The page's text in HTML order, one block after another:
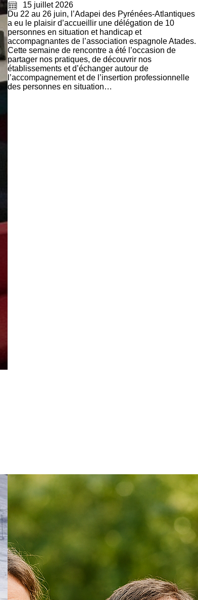
15 juillet 2026
Du 22 au 26 juin, l’Adapei des Pyrénées-Atlantiques
a eu le plaisir d’accueillir une délégation de 10
personnes en situation et handicap et
accompagnantes de l’association espagnole Atades.
Cette semaine de rencontre a été l’occasion de
partager nos pratiques, de découvrir nos
établissements et d’échanger autour de
l’accompagnement et de l’insertion professionnelle
des personnes en situation…